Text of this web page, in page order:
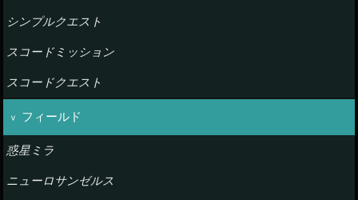
シンプルクエスト
スコードミッション
スコードクエスト
フィールド
惑星ミラ
ニューロサンゼルス